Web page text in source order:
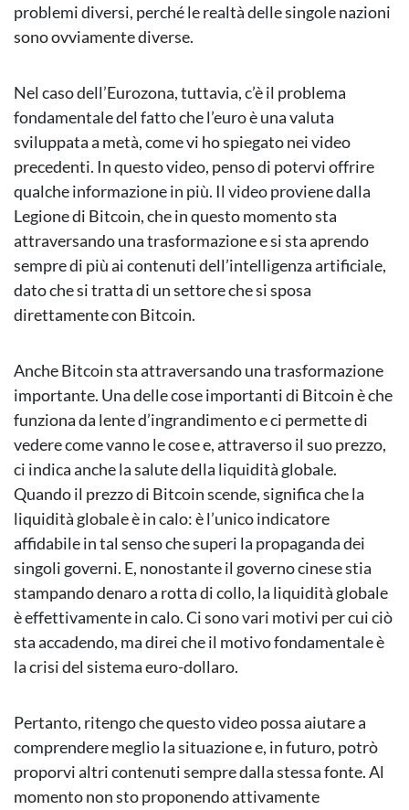
problemi diversi, perché le realtà delle singole nazioni
sono ovviamente diverse.
Nel caso dell’Eurozona, tuttavia, c’è il problema
fondamentale del fatto che l’euro è una valuta
sviluppata a metà, come vi ho spiegato nei video
precedenti. In questo video, penso di potervi offrire
qualche informazione in più. Il video proviene dalla
Legione di Bitcoin, che in questo momento sta
attraversando una trasformazione e si sta aprendo
sempre di più ai contenuti dell’intelligenza artificiale,
dato che si tratta di un settore che si sposa
direttamente con Bitcoin.
Anche Bitcoin sta attraversando una trasformazione
importante. Una delle cose importanti di Bitcoin è che
funziona da lente d’ingrandimento e ci permette di
vedere come vanno le cose e, attraverso il suo prezzo,
ci indica anche la salute della liquidità globale.
Quando il prezzo di Bitcoin scende, significa che la
liquidità globale è in calo: è l’unico indicatore
affidabile in tal senso che superi la propaganda dei
singoli governi. E, nonostante il governo cinese stia
stampando denaro a rotta di collo, la liquidità globale
è effettivamente in calo. Ci sono vari motivi per cui ciò
sta accadendo, ma direi che il motivo fondamentale è
la crisi del sistema euro-dollaro.
Pertanto, ritengo che questo video possa aiutare a
comprendere meglio la situazione e, in futuro, potrò
proporvi altri contenuti sempre dalla stessa fonte. Al
momento non sto proponendo attivamente